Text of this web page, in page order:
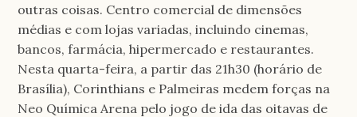
outras coisas. Centro comercial de dimensões
médias e com lojas variadas, incluindo cinemas,
bancos, farmácia, hipermercado e restaurantes.
Nesta quarta-feira, a partir das 21h30 (horário de
Brasília), Corinthians e Palmeiras medem forças na
Neo Química Arena pelo jogo de ida das oitavas de